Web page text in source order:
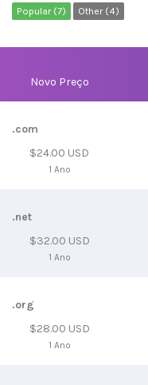
Popular (7) Other (4)
Novo Preço
.com
$24.00 USD
1 Ano
.net
$32.00 USD
1 Ano
.org
$28.00 USD
1 Ano